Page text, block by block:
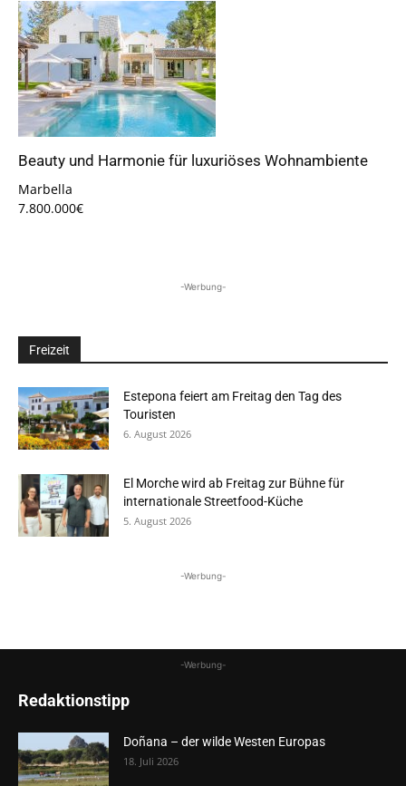
Beauty und Harmonie für luxuriöses Wohnambiente
Marbella
7.800.000€
-Werbung-
Freizeit
Estepona feiert am Freitag den Tag des
Touristen
6. August 2026
El Morche wird ab Freitag zur Bühne für
internationale Streetfood-Küche
5. August 2026
-Werbung-
-Werbung-
Redaktionstipp
Doñana – der wilde Westen Europas
18. Juli 2026